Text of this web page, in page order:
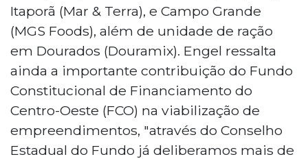
Itaporã (Mar & Terra), e Campo Grande
(MGS Foods), além de unidade de ração
em Dourados (Douramix). Engel ressalta
ainda a importante contribuição do Fundo
Constitucional de Financiamento do
Centro-Oeste (FCO) na viabilização de
empreendimentos, "através do Conselho
Estadual do Fundo já deliberamos mais de